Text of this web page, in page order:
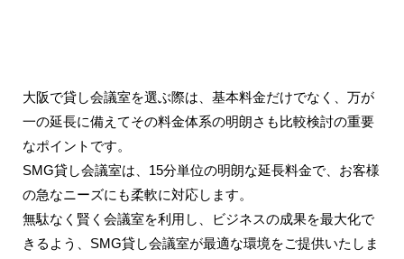
大阪で貸し会議室を選ぶ際は、基本料金だけでなく、万が
一の延長に備えてその料金体系の明朗さも比較検討の重要
なポイントです。
SMG貸し会議室は、15分単位の明朗な延長料金で、お客様
の急なニーズにも柔軟に対応します。
無駄なく賢く会議室を利用し、ビジネスの成果を最大化で
きるよう、SMG貸し会議室が最適な環境をご提供いたしま